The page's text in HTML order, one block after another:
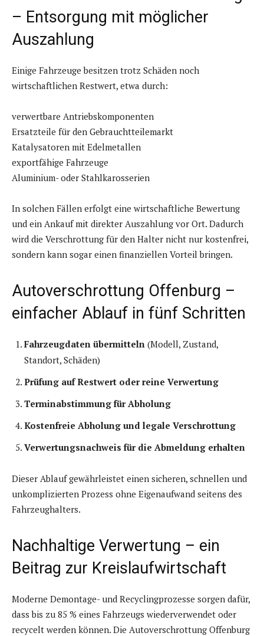
– Entsorgung mit möglicher
Auszahlung
Einige Fahrzeuge besitzen trotz Schäden noch
wirtschaftlichen Restwert, etwa durch:
verwertbare Antriebskomponenten
Ersatzteile für den Gebrauchtteilemarkt
Katalysatoren mit Edelmetallen
exportfähige Fahrzeuge
Aluminium- oder Stahlkarosserien
In solchen Fällen erfolgt eine wirtschaftliche Bewertung
und ein Ankauf mit direkter Auszahlung vor Ort. Dadurch
wird die Verschrottung für den Halter nicht nur kostenfrei,
sondern kann sogar einen finanziellen Vorteil bringen.
Autoverschrottung Offenburg –
einfacher Ablauf in fünf Schritten
Fahrzeugdaten übermitteln (Modell, Zustand,
Standort, Schäden)
Prüfung auf Restwert oder reine Verwertung
Terminabstimmung für Abholung
Kostenfreie Abholung und legale Verschrottung
Verwertungsnachweis für die Abmeldung erhalten
Dieser Ablauf gewährleistet einen sicheren, schnellen und
unkomplizierten Prozess ohne Eigenaufwand seitens des
Fahrzeughalters.
Nachhaltige Verwertung – ein
Beitrag zur Kreislaufwirtschaft
Moderne Demontage- und Recyclingprozesse sorgen dafür,
dass bis zu 85 % eines Fahrzeugs wiederverwendet oder
recycelt werden können. Die Autoverschrottung Offenburg